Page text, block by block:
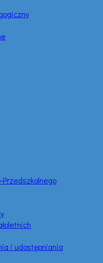
Przedszkolnego
i udostępniania